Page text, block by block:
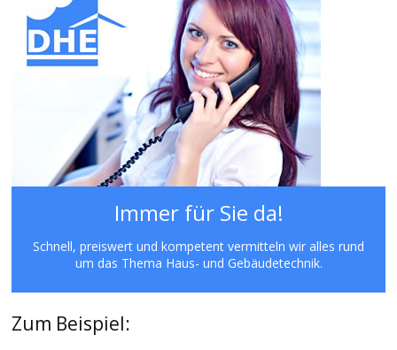
Immer für Sie da!
Schnell, preiswert und kompetent vermitteln wir alles rund
um das Thema Haus- und Gebäudetechnik.
Zum Beispiel: